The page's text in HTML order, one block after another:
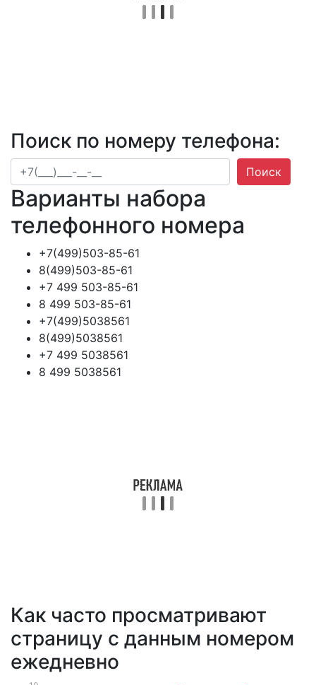
Поиск по номеру телефона:
Поиск
Варианты набора
телефонного номера
+7(499)503-85-61
8(499)503-85-61
+7 499 503-85-61
8 499 503-85-61
+7(499)5038561
8(499)5038561
+7 499 5038561
8 499 5038561
Как часто просматривают
страницу с данным номером
ежедневно